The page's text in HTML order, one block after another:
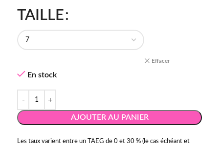
TAILLE
Effacer
En stock
AJOUTER AU PANIER
Les taux varient entre un TAEG de 0 et 30 % (le cas échéant et